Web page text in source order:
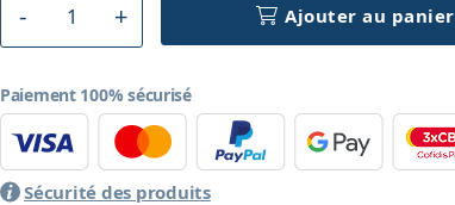
Ajouter au panier
Paiement 100% sécurisé
Sécurité des produits